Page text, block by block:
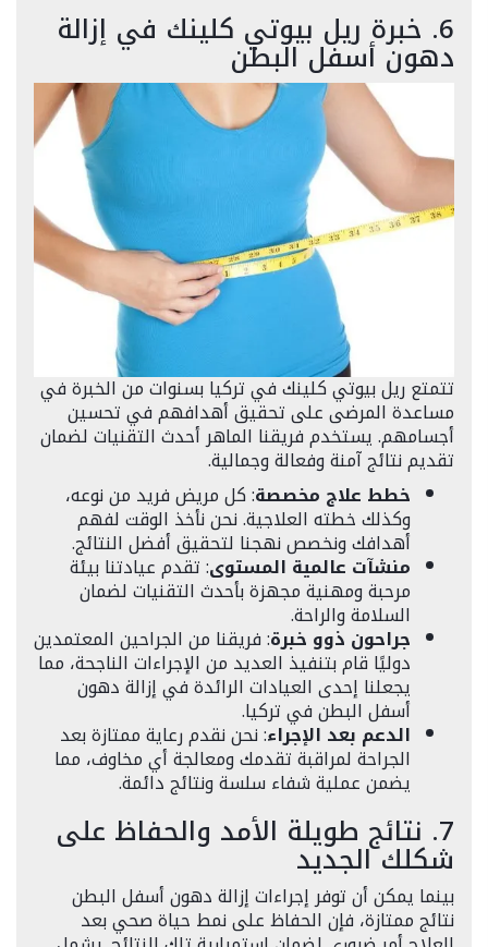
6. خبرة ريل بيوتي كلينك في إزالة
دهون أسفل البطن
تتمتع ريل بيوتي كلينك في تركيا بسنوات من الخبرة في
مساعدة المرضى على تحقيق أهدافهم في تحسين
أجسامهم. يستخدم فريقنا الماهر أحدث التقنيات لضمان
تقديم نتائج آمنة وفعالة وجمالية.
خطط علاج مخصصة: كل مريض فريد من نوعه،
وكذلك خطته العلاجية. نحن نأخذ الوقت لفهم
أهدافك ونخصص نهجنا لتحقيق أفضل النتائج.
منشآت عالمية المستوى: تقدم عيادتنا بيئة
مرحبة ومهنية مجهزة بأحدث التقنيات لضمان
السلامة والراحة.
جراحون ذوو خبرة: فريقنا من الجراحين المعتمدين
دوليًا قام بتنفيذ العديد من الإجراءات الناجحة، مما
يجعلنا إحدى العيادات الرائدة في إزالة دهون
أسفل البطن في تركيا.
الدعم بعد الإجراء: نحن نقدم رعاية ممتازة بعد
الجراحة لمراقبة تقدمك ومعالجة أي مخاوف، مما
يضمن عملية شفاء سلسة ونتائج دائمة.
7. نتائج طويلة الأمد والحفاظ على
شكلك الجديد
بينما يمكن أن توفر إجراءات إزالة دهون أسفل البطن
نتائج ممتازة، فإن الحفاظ على نمط حياة صحي بعد